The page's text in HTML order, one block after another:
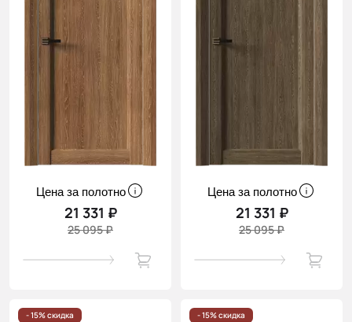
Цена за полотно
21 331 ₽
25 095 ₽
Цена за полотно
21 331 ₽
25 095 ₽
- 15% скидка - 15% скидка